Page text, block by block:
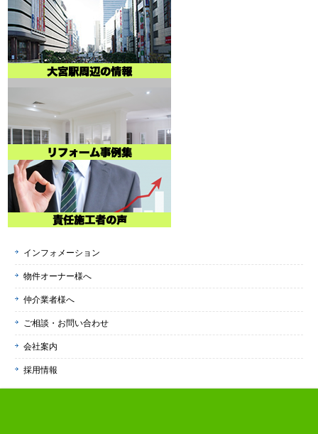
インフォメーション
物件オーナー様へ
仲介業者様へ
ご相談・お問い合わせ
会社案内
採用情報